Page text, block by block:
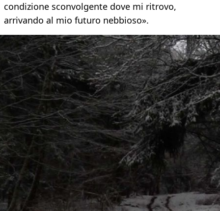
condizione sconvolgente dove mi ritrovo,
arrivando al mio futuro nebbioso».